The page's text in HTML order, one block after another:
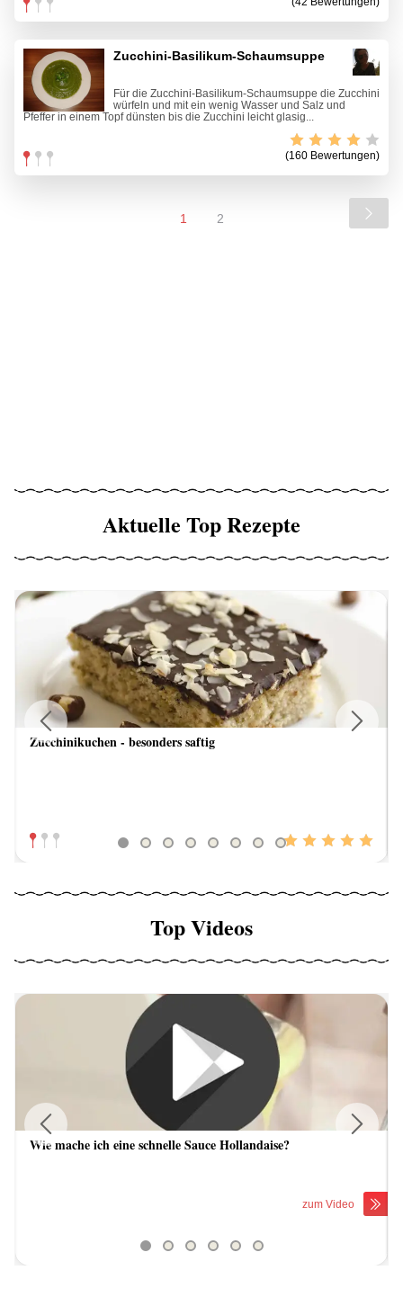
Zucchini-Basilikum-Schaumsuppe
Für die Zucchini-Basilikum-Schaumsuppe die Zucchini
würfeln und mit ein wenig Wasser und Salz und
Pfeffer in einem Topf dünsten bis die Zucchini leicht glasig...
(160 Bewertungen)
1 2
Aktuelle Top Rezepte
Zucchinikuchen - besonders saftig
Previous
Top Videos
Wie mache ich eine schnelle Sauce Hollandaise?
zum Video
Previous